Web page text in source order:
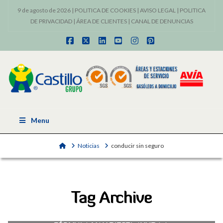
9 de agosto de 2026 | POLITICA DE COOKIES | AVISO LEGAL | POLITICA
DE PRIVACIDAD| ÁREA DE CLIENTES| CANAL DE DENUNCIAS
Facebook
X LinkedInYouTubeInstagram
Pinterest
Menu
HomeNoticias conducir sin seguro
Tag Archive